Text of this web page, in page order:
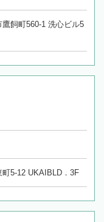
飼町560-1 洗心ビル5
5-12 UKAIBLD．3F